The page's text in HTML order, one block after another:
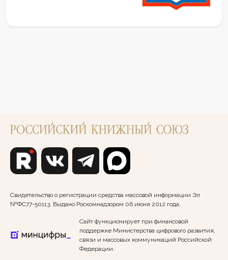
Свидетельство о регистрации средства массовой информации Эл
№ФС77-50113. Выдано Роскомнадзором 06 июня 2012 года.
Сайт функционирует при финансовой
поддержке Министерства цифрового развития,
связи и массовых коммуникаций Российской
Федерации.